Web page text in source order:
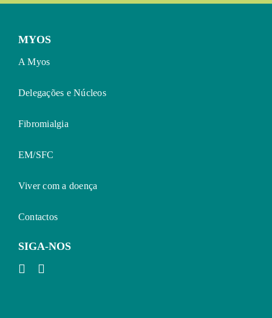
MYOS
A Myos
Delegações e Núcleos
Fibromialgia
EM/SFC
Viver com a doença
Contactos
SIGA-NOS